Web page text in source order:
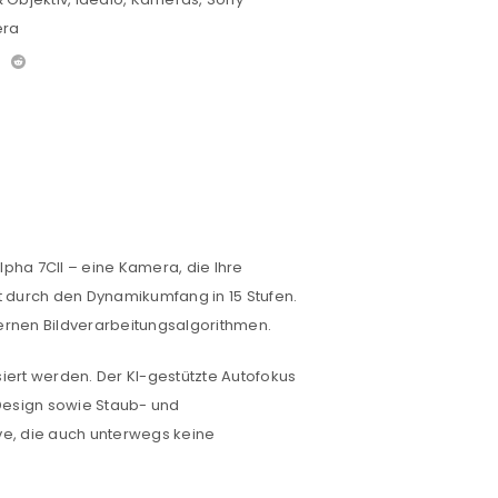
7CII – eine Kamera, die Ihre
den Dynamikumfang in 15 Stufen.
Bildverarbeitungsalgorithmen.
werden. Der KI-gestützte Autofokus
sowie Staub- und
die auch unterwegs keine